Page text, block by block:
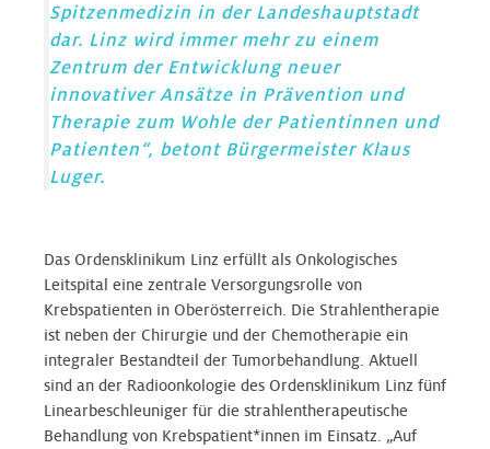
Spitzenmedizin in der Landeshauptstadt
dar. Linz wird immer mehr zu einem
Zentrum der Entwicklung neuer
innovativer Ansätze in Prävention und
Therapie zum Wohle der Patientinnen und
Patienten“, betont Bürgermeister Klaus
Luger.
Das Ordensklinikum Linz erfüllt als Onkologisches
Leitspital eine zentrale Versorgungsrolle von
Krebspatienten in Oberösterreich. Die Strahlentherapie
ist neben der Chirurgie und der Chemotherapie ein
integraler Bestandteil der Tumorbehandlung. Aktuell
sind an der Radioonkologie des Ordensklinikum Linz fünf
Linearbeschleuniger für die strahlentherapeutische
Behandlung von Krebspatient*innen im Einsatz. „Auf